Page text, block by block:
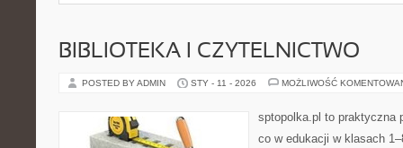
BIBLIOTEKA I CZYTELNICTWO
POSTED BY ADMIN STY - 11 - 2026 MOŻLIWOŚĆ
sptopolka.pl to praktyczna
co w edukacji w klasach